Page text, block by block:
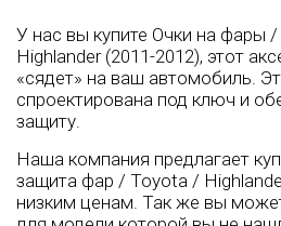
У нас вы купите Очки на фары
Highlander (2011-2012), этот
«сядет» на ваш автомобиль.
спроектирована под ключ и
защиту.
Наша компания предлагает
защита фар / Toyota /
низким ценам. Так же вы